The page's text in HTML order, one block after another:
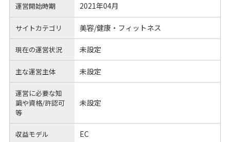
運営開始時期 2021年04月
サイトカテゴリ 美容/健康・フィットネス
現在の運営状況 未設定
主な運営主体 未設定
運営に必要な知
識や資格/許認可
等
未設定
収益モデル EC